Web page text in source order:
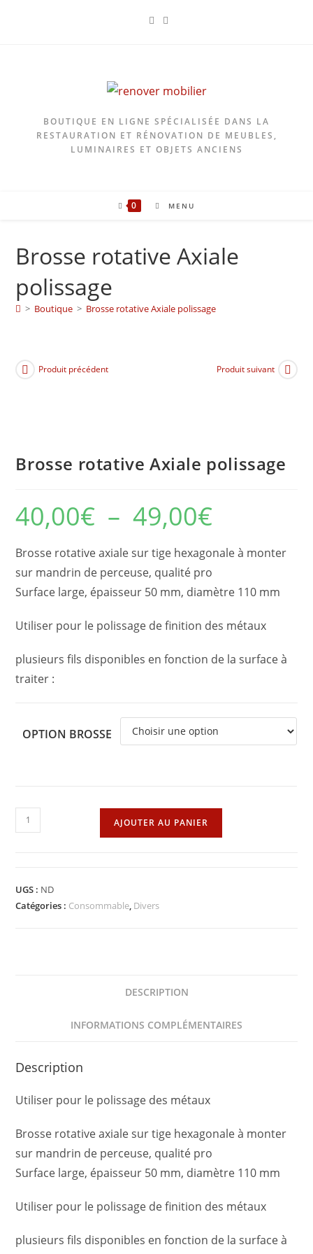
BOUTIQUE EN LIGNE SPÉCIALISÉE DANS LA
RESTAURATION ET RÉNOVATION DE MEUBLES,
LUMINAIRES ET OBJETS ANCIENS
0 MENU
Brosse rotative Axiale
polissage
> Boutique > Brosse rotative Axiale polissage
Produit précédent Produit suivant
Brosse rotative Axiale polissage
40,00€ – 49,00€
49,00€
Brosse rotative axiale sur tige hexagonale à monter
sur mandrin de perceuse, qualité pro
Surface large, épaisseur 50 mm, diamètre 110 mm
Utiliser pour le polissage de finition des métaux
plusieurs fils disponibles en fonction de la surface à
traiter :
OPTION BROSSE
quantité
de
Axiale
polissage
AJOUTER AU PANIER
UGS : ND
Catégories : Consommable, Divers
DESCRIPTION
INFORMATIONS COMPLÉMENTAIRES
Description
Utiliser pour le polissage des métaux
Brosse rotative axiale sur tige hexagonale à monter
sur mandrin de perceuse, qualité pro
Surface large, épaisseur 50 mm, diamètre 110 mm
Utiliser pour le polissage de finition des métaux
plusieurs fils disponibles en fonction de la surface à